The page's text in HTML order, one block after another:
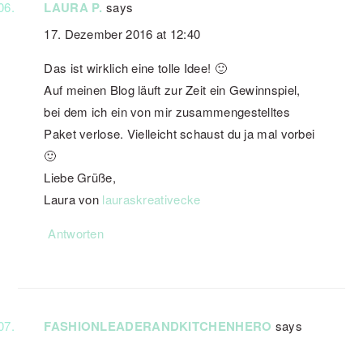
LAURA P. says
17. Dezember 2016 at 12:40
Das ist wirklich eine tolle Idee! 🙂
Auf meinen Blog läuft zur Zeit ein Gewinnspiel,
bei dem ich ein von mir zusammengestelltes
Paket verlose. Vielleicht schaust du ja mal vorbei
🙂
Liebe Grüße,
Laura von lauraskreativecke
Antworten
FASHIONLEADERANDKITCHENHERO says